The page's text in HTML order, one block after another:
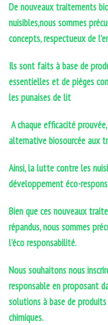
De nouveaux traitements
nuisibles,nous sommes
concepts, respectueux de
Ils sont faits à base de
essentielles et de pièges
les punaises de lit
A chaque efficacité
alternative biosourcée aux
Ainsi, la lutte contre les
développement éco-
Bien que ces nouveaux
répandus, nous sommes
l’éco responsabilité.
Nous souhaitons nous
responsable en proposant
solutions à base de
chimiques.